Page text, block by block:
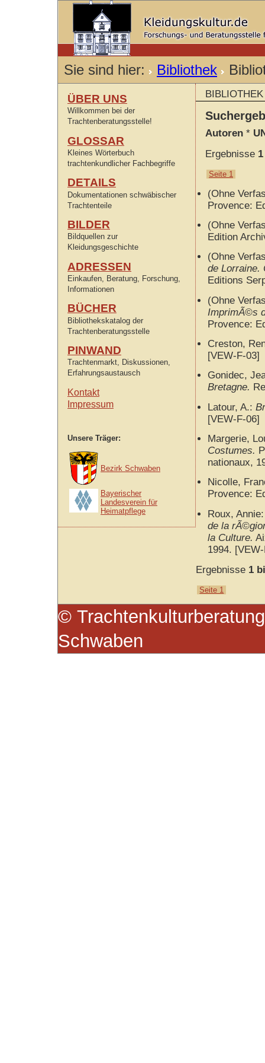
Sie sind hier: Bibliothek
ÜBER UNS
Willkommen bei der
Trachtenberatungsstelle!
GLOSSAR
Kleines Wörterbuch
trachtenkundlicher Fachbegriffe
DETAILS
Dokumentationen schwäbischer
Trachtenteile
BILDER
Bildquellen zur
Kleidungsgeschichte
ADRESSEN
Einkaufen, Beratung, Forschung,
Informationen
BÜCHER
Bibliothekskatalog der
Trachtenberatungsstelle
PINWAND
Trachtenmarkt, Diskussionen,
Erfahrungsaustausch
Kontakt
Impressum
Unsere Träger:
Bezirk Schwaben
Bayerischer
Landesverein für
Heimatpflege
Autoren *
Ergebnisse
Seite 1
(Ohne
Provence:
(Ohne
Edition
(Ohne
de Lorraine.
Editions
(Ohne
ImprimÃ©s
Provence:
Creston,
[VEW-F-03]
Gonidec,
Bretagne.
Latour, A.:
[VEW-F-06]
Margerie,
Costumes.
nationaux,
Nicolle,
Provence:
Roux,
de la
la Culture.
1994.
Ergebnisse 1
Seite 1
©
Schwaben